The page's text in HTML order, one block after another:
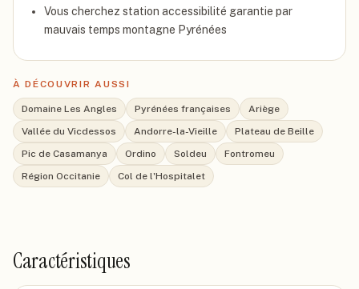
Vous cherchez station accessibilité garantie par
mauvais temps montagne Pyrénées
À DÉCOUVRIR AUSSI
Domaine Les Angles Pyrénées françaises
Ariège
Vallée du Vicdessos
Andorre-la-Vieille
Plateau de Beille
Pic de Casamanya
Ordino Soldeu
Fontromeu
Région Occitanie
Col de l'Hospitalet
Caractéristiques